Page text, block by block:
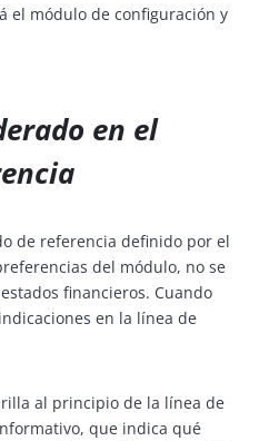
el módulo de configuración y
en el
de referencia definido por el
del módulo, no se
financieros. Cuando
en la línea de
al principio de la línea de
que indica qué